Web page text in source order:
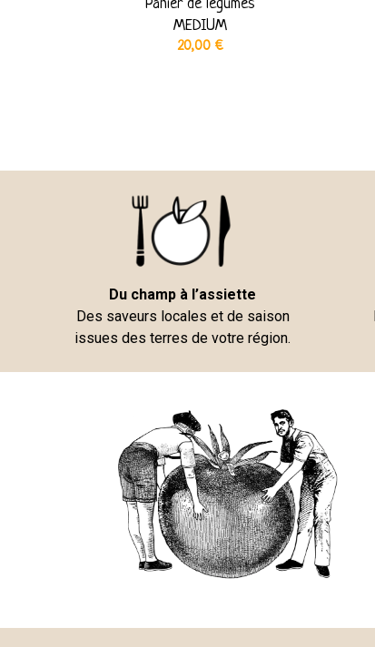
Panier de légumes
MEDIUM
20,00 €
Du champ à l’assiette
Des saveurs locales et de saison
issues des terres de votre région.